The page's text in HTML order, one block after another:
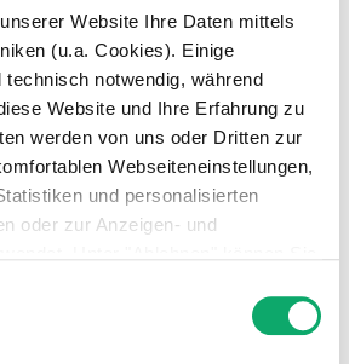
Website Ihre Daten mittels
(u.a. Cookies). Einige
technisch notwendig, während
Website und Ihre Erfahrung zu
werden von uns oder Dritten zur
Webseiteneinstellungen,
und personalisierten
oder zur Anzeigen- und
erlauben” können Sie einzelne
zulassen. Sie können Ihre Auswahl
6-8
Wochen
6-8
Wochen
4-6
Wochen
Wochen
dies nur Schätzungen sind und
abweichen kann. In vielen